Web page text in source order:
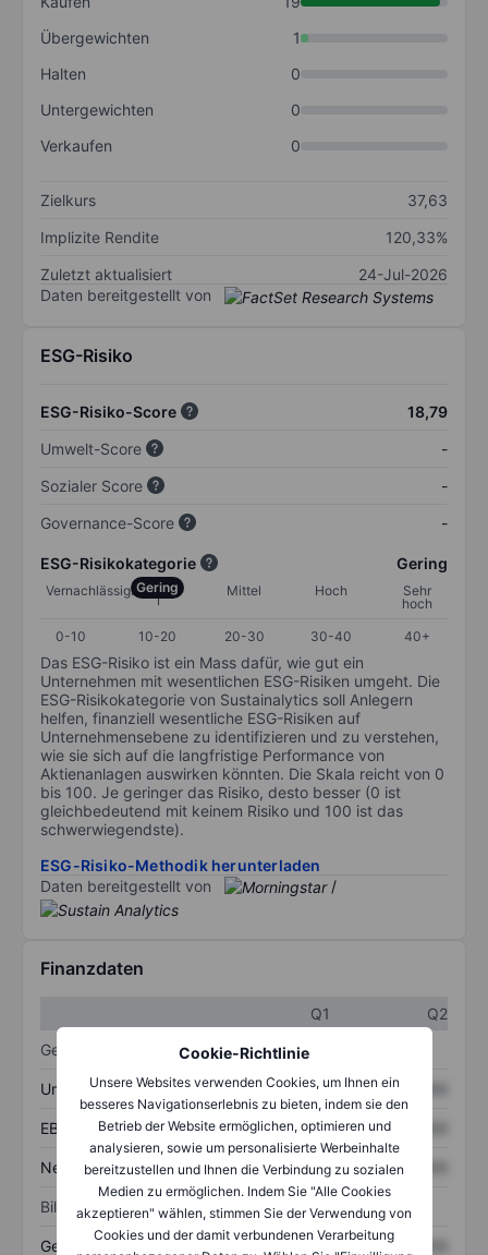
Cookie-Richtlinie
Unsere Websites verwenden Cookies, um Ihnen ein
besseres Navigationserlebnis zu bieten, indem sie den
Betrieb der Website ermöglichen, optimieren und
analysieren, sowie um personalisierte Werbeinhalte
bereitzustellen und Ihnen die Verbindung zu sozialen
Medien zu ermöglichen. Indem Sie "Alle Cookies
akzeptieren" wählen, stimmen Sie der Verwendung von
Cookies und der damit verbundenen Verarbeitung
Übergewichten
1
Halten
0
Untergewichten
0
Verkaufen
0
Zielkurs
37,63
Implizite Rendite
120,33%
Zuletzt aktualisiert
24-Jul-2026
Daten bereitgestellt von
ESG-Risiko
ESG-Risiko-Score
18,79
Umwelt-Score
-
Sozialer Score
-
Governance-Score
-
ESG-Risikokategorie Gering
VernachlässigbarGering Mittel Hoch
Sehr
hoch
0-10
10-20 20-30 30-40 40+
Das ESG-Risiko ist ein Mass dafür, wie gut ein
Unternehmen mit wesentlichen ESG-Risiken umgeht. Die
ESG-Risikokategorie von Sustainalytics soll Anlegern
helfen, finanziell wesentliche ESG-Risiken auf
Unternehmensebene zu identifizieren und zu verstehen,
wie sie sich auf die langfristige Performance von
Aktienanlagen auswirken könnten. Die Skala reicht von 0
bis 100. Je geringer das Risiko, desto besser (0 ist
gleichbedeutend mit keinem Risiko und 100 ist das
schwerwiegendste).
ESG-Risiko-Methodik herunterladen
Daten bereitgestellt von
/
Finanzdaten
Q1
Q2
Gewinn- und Verlustrechnung
Umsatz XXXXXXX XXXXXXX
EBITDA XXXXXXX XXXXXXX
Nettoeinkommen XXXXXXX XXXXXXX
Bilanz
Gesamtvermögen XXXXXXX XXXXXXX